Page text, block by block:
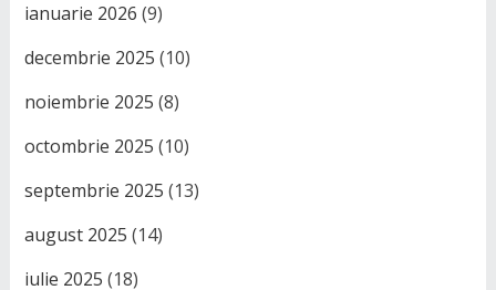
ianuarie 2026 (9)
decembrie 2025 (10)
noiembrie 2025 (8)
octombrie 2025 (10)
septembrie 2025 (13)
august 2025 (14)
iulie 2025 (18)